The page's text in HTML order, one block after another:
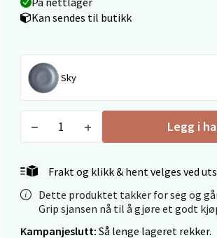
Kan sendes til butikk
Sky
Legg i
Frakt og klikk & hent velges ved
Dette produktet takker for seg og
Grip sjansen nå til å gjøre et godt
Kampanjeslutt: Så lenge lageret rekker.
Velg